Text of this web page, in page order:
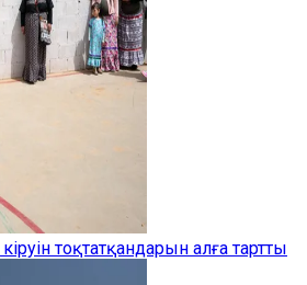
тоқтатқандарын алға тартты